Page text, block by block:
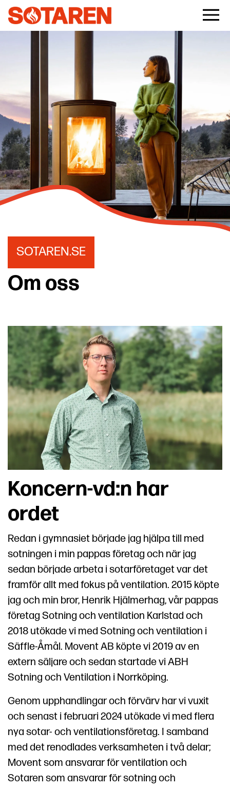
SOTAREN.SE
Om oss
Koncern-vd:n har
ordet
Redan i gymnasiet började jag hjälpa till med
sotningen i min pappas företag och när jag
sedan började arbeta i sotarföretaget var det
framför allt med fokus på ventilation. 2015 köpte
jag och min bror, Henrik Hjälmerhag, vår pappas
företag Sotning och ventilation Karlstad och
2018 utökade vi med Sotning och ventilation i
Säffle-Åmål. Movent AB köpte vi 2019 av en
extern säljare och sedan startade vi ABH
Sotning och Ventilation i Norrköping.
Genom upphandlingar och förvärv har vi vuxit
och senast i februari 2024 utökade vi med flera
nya sotar- och ventilationsföretag. I samband
med det renodlades verksamheten i två delar;
Movent som ansvarar för ventilation och
Sotaren som ansvarar för sotning och